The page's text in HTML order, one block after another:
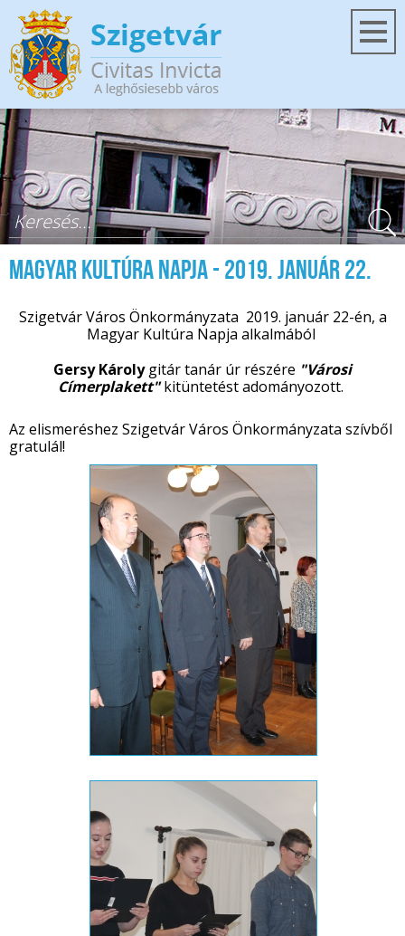
Ugrás a tartalomra
Keresés űrlap
Magyar Kultúra Napja - 2019. január 22.
Szigetvár Város Önkormányzata 2019. január 22-én, a
Magyar Kultúra Napja alkalmából
Gersy Károlygitár tanár úr részére "Városi
Címerplakett"kitüntetést adományozott.
Az elismeréshez Szigetvár Város Önkormányzata szívből
gratulál!